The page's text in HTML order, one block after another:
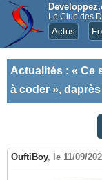
Le Club des
Actus
Actualités : « Ce
à coder »,
OuftiBoy, le 11/09/